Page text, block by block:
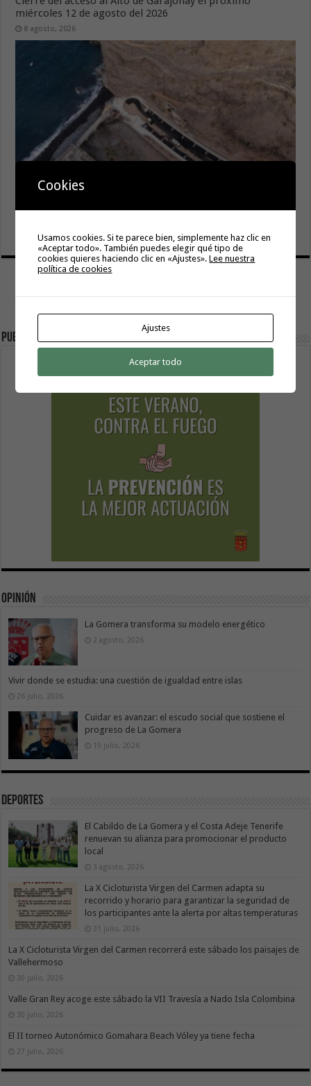
miércoles 12 de agosto del 2026
8 agosto, 2026
de La Rajita con la pavimentación de los aparcamientos
Publicidad
Opinión
La Gomera transforma su modelo energético
2 agosto, 2026
Vivir donde se estudia: una cuestión de igualdad entre islas
26 julio, 2026
Cuidar es avanzar: el escudo social que sostiene el
progreso de La Gomera
19 julio, 2026
Deportes
El Cabildo de La Gomera y el Costa Adeje Tenerife
renuevan su alianza para promocionar el producto
local
3 agosto, 2026
La X Cicloturista Virgen del Carmen adapta su
recorrido y horario para garantizar la seguridad de
los participantes ante la alerta por altas temperaturas
31 julio, 2026
La X Cicloturista Virgen del Carmen recorrerá este sábado los paisajes de
Vallehermoso
30 julio, 2026
Valle Gran Rey acoge este sábado la VII Travesía a Nado Isla Colombina
30 julio, 2026
El II torneo Autonómico Gomahara Beach Vóley ya tiene fecha
27 julio, 2026
Cookies
Usamos cookies. Si te parece bien, simplemente haz clic en
«Aceptar todo». También puedes elegir qué tipo de
cookies quieres haciendo clic en «Ajustes».Lee nuestra
política de cookies
Ajustes
Aceptar todo